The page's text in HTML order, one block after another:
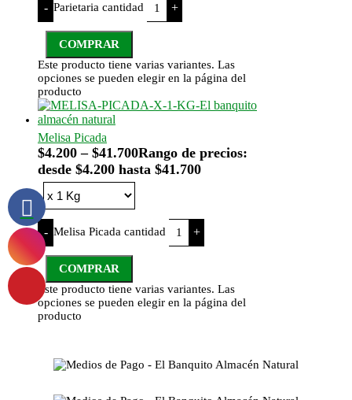
- Parietaria cantidad +
COMPRAR
Este producto tiene varias variantes. Las
opciones se pueden elegir en la página del
producto
Melisa Picada
$4.200 – $41.700Rango de precios:
desde $4.200 hasta $41.700
- Melisa Picada cantidad +
COMPRAR
Este producto tiene varias variantes. Las
opciones se pueden elegir en la página del
producto